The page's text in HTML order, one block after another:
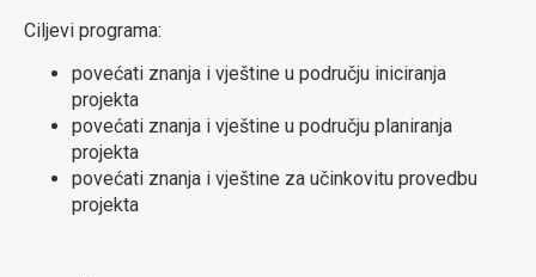
Ciljevi programa:
povećati znanja i vještine u području iniciranja
projekta
povećati znanja i vještine u području planiranja
projekta
povećati znanja i vještine za učinkovitu provedbu
projekta